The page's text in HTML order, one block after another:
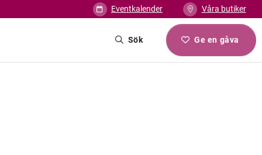
Eventkalender Våra butiker
Sök Ge en gåva